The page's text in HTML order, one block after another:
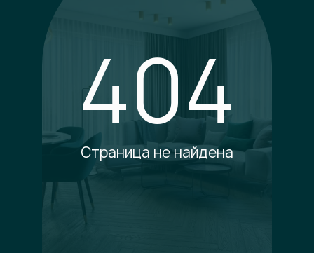
404
Страница не найдена